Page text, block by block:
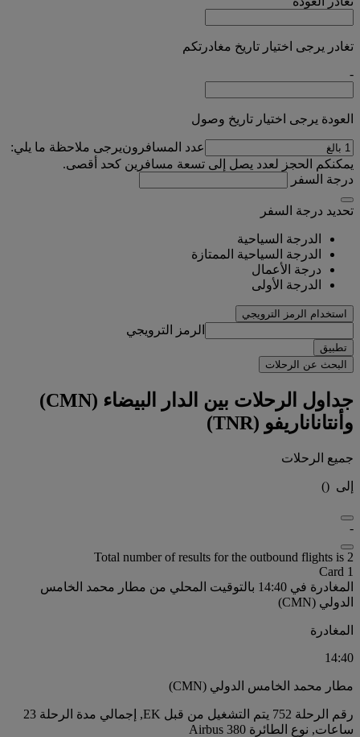
تغادر يرجى اختيار تاريخ مغادرتكم
-
العودة يرجى اختيار تاريخ وصول
عدد المسافرونيرجى ملاحظة ما يلي:
يمكنكم الحجز لعدد يصل إلى تسعة مسافرين كحد أقصى.
درجة السفر
تحديد درجة السفر
الدرجة السياحية
الدرجة السياحية الممتازة
درجة الأعمال
الدرجة الأولى
استخدام الرمز الترويجي
الرمز الترويجي
تطبيق
البحث عن الرحلات
جداول الرحلات بين الدار البيضاء (CMN)
وأنتاناناريفو (TNR)
جميع الرحلات
إلى (
)
-
Total number of results for the outbound flights is 2
Card 1
المغادرة في 14:40 بالتوقيت المحلي من مطار محمد الخامس
الدولي (CMN)
المغادرة
14:40
مطار محمد الخامس الدولي (CMN)
رقم الرحلة 752 يتم التشغيل من قبل EK, إجمالي مدة الرحلة 23
ساعات, نوع الطائرة Airbus 380